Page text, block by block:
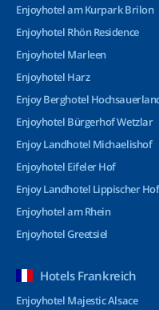
Enjoyhotel am Kurpark Brilon
Enjoyhotel Rhön Residence
Enjoyhotel Marleen
Enjoyhotel Harz
Enjoy Berghotel
Enjoyhotel Bürgerhof Wetzlar
Enjoy Landhotel Michaelishof
Enjoyhotel Eifeler Hof
Enjoy Landhotel Lippischer Hof
Enjoyhotel am Rhein
Enjoyhotel Greetsiel
Hotels Frankreich
Enjoyhotel Majestic Alsace